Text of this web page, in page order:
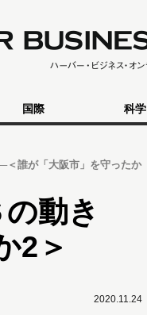
国際 科学
＜誰が「大阪市」を守ったか
動き
2＞
2020.11.24